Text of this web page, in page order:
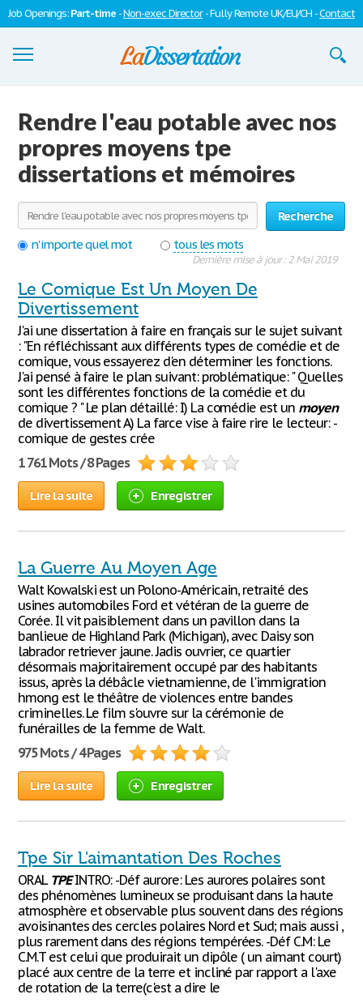
Job Openings:Part-time -Non-exec Director- Fully Remote UK/EU/CH -Contact
Se connecter
Contactez-nous
Rendre l'eau potable avec nos
propres moyens tpe
dissertations et mémoires
Recherche
n'importe quel mot
tous les mots
Dernière mise à jour : 2 Mai 2019
Le Comique Est Un Moyen De
Divertissement
J'ai une dissertation à faire en français sur le sujet suivant
: "En réfléchissant aux différents types de comédie et de
comique, vous essayerez d'en déterminer les fonctions.
J'ai pensé à faire le plan suivant: problématique: " Quelles
sont les différentes fonctions de la comédie et du
comique ? " Le plan détaillé: I) La comédie est un moyen
de divertissement A) La farce vise à faire rire le lecteur: -
comique de gestes crée
1 761 Mots / 8 Pages
Lire la suite Enregistrer
La Guerre Au Moyen Age
Walt Kowalski est un Polono-Américain, retraité des
usines automobiles Ford et vétéran de la guerre de
Corée. Il vit paisiblement dans un pavillon dans la
banlieue de Highland Park (Michigan), avec Daisy son
labrador retriever jaune. Jadis ouvrier, ce quartier
désormais majoritairement occupé par des habitants
issus, après la débâcle vietnamienne, de l'immigration
hmong est le théâtre de violences entre bandes
criminelles. Le film s'ouvre sur la cérémonie de
funérailles de la femme de Walt.
975 Mots / 4 Pages
Lire la suite Enregistrer
Tpe Sir L'aimantation Des Roches
ORAL TPEINTRO: -Déf aurore: Les aurores polaires sont
des phénomènes lumineux se produisant dans la haute
atmosphère et observable plus souvent dans des régions
avoisinantes des cercles polaires Nord et Sud; mais aussi ,
plus rarement dans des régions tempérées. -Déf C.M: Le
C.M.T est celui que produirait un dipôle ( un aimant court)
placé aux centre de la terre et incliné par rapport a l'axe
de rotation de la terre(c'est a dire le